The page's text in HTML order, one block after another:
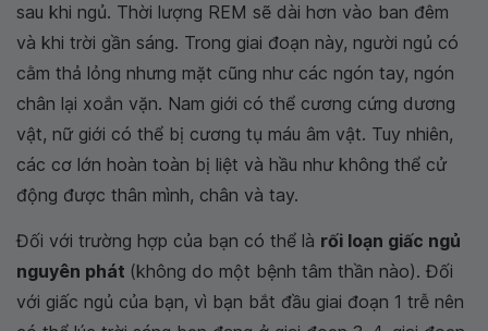
sau khi ngủ. Thời lượng REM sẽ dài hơn vào ban đêm
và khi trời gần sáng. Trong giai đoạn này, người ngủ có
cằm thả lỏng nhưng mặt cũng như các ngón tay, ngón
chân lại xoắn vặn. Nam giới có thể cương cứng dương
vật, nữ giới có thể bị cương tụ máu âm vật. Tuy nhiên,
các cơ lớn hoàn toàn bị liệt và hầu như không thể cử
động được thân mình, chân và tay.
Đối với trường hợp của bạn có thể là rối loạn giấc ngủ
nguyên phát (không do một bệnh tâm thần nào). Đối
với giấc ngủ của bạn, vì bạn bắt đầu giai đoạn 1 trễ nên